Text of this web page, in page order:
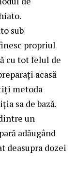
sub
propriul
cu tot felul de
acasă
metoda
sa de bază.
un
adăugând
deasupra dozei